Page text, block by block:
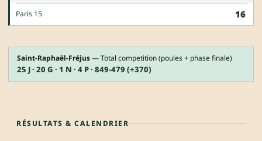
Paris 15 16
Saint-Raphaël-Fréjus— Total competition (poules + phase finale)
25 J · 20 G · 1 N · 4 P · 849-479 (+370)
RÉSULTATS & CALENDRIER